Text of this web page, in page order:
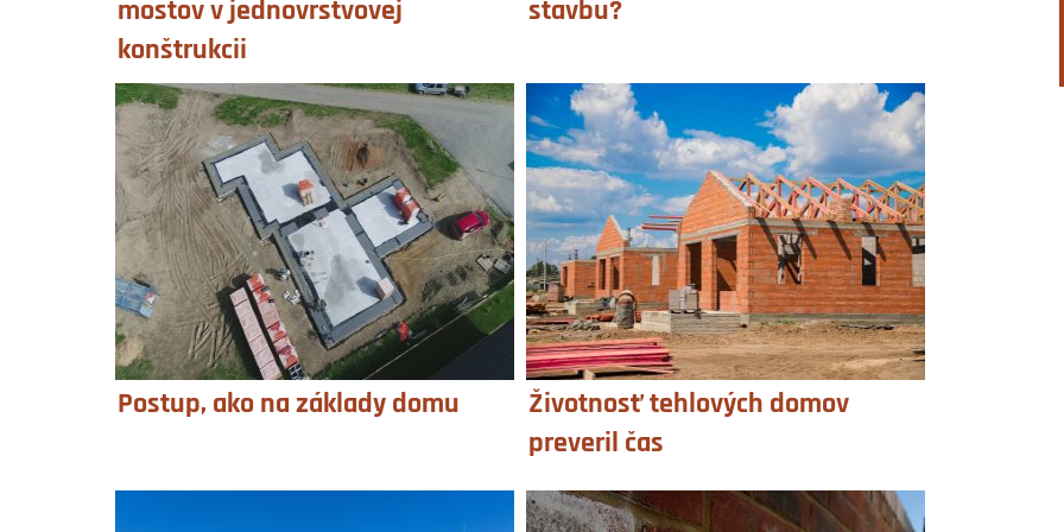
mostov v jednovrstvovej
konštrukcii
stavbu?
Postup, ako na základy domu
Životnosť tehlových domov
preveril čas